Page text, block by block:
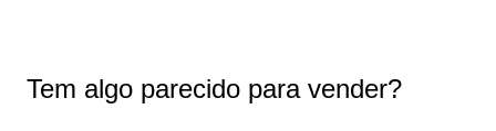
Tem algo parecido para vender?